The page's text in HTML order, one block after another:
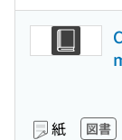
紙 図書